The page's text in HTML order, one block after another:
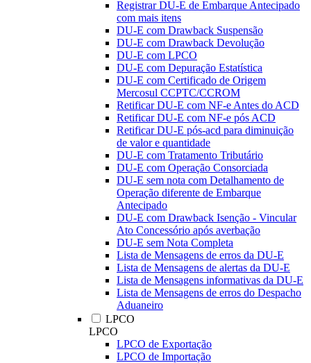
Registrar DU-E de Embarque Antecipado
com mais itens
DU-E com Drawback Suspensão
DU-E com Drawback Devolução
DU-E com LPCO
DU-E com Depuração Estatística
DU-E com Certificado de Origem
Mercosul CCPTC/CCROM
Retificar DU-E com NF-e Antes do ACD
Retificar DU-E com NF-e pós ACD
Retificar DU-E pós-acd para diminuição
de valor e quantidade
DU-E com Tratamento Tributário
DU-E com Operação Consorciada
DU-E sem nota com Detalhamento de
Operação diferente de Embarque
Antecipado
DU-E com Drawback Isenção - Vincular
Ato Concessório após averbação
DU-E sem Nota Completa
Lista de Mensagens de erros da DU-E
Lista de Mensagens de alertas da DU-E
Lista de Mensagens informativas da DU-E
Lista de Mensagens de erros do Despacho
Aduaneiro
LPCO
LPCO
LPCO de Exportação
LPCO de Importação